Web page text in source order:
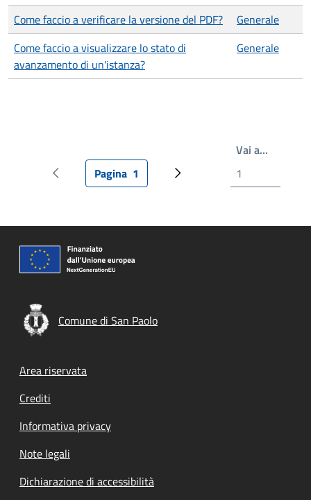
Come faccio a verificare la versione del PDF?
Generale
Come faccio a visualizzare lo stato di
avanzamento di un'istanza?
Generale
Pagina precedentePagina attuale
Pagina 1 Prossima pagina
Vai a…
Comune di San Paolo
Footer menu
Area riservata
Crediti
Informativa privacy
Note legali
Dichiarazione di accessibilità